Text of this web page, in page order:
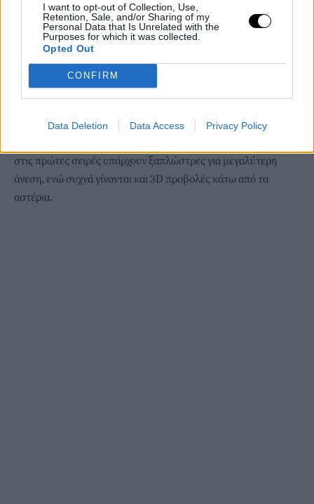
I want to opt-out of Collection, Use,
Retention, Sale, and/or Sharing of my
Personal Data that Is Unrelated with the
Purposes for which it was collected.
Opted Out
CONFIRM
Data Deletion Data Access Privacy Policy
Cine Mαρίνα Φλοίσβος:Κατεβαίνοντας νότια, μπορείτε να
παρακολουθήσετε τις αγαπημένες σας ταινίες, αναπνέοντας
θαλασσινό αέρα στην Μαρίνα του Φλοίσβου, τρώγοντας κι ένα
ζεστό καλαμπόκι. Παράλληλα, στον υπαίθριο χώρο, λειτουργεί
το φαγητό τους σε ένα καταπράσινο περιβάλλον αλλά και
στις πρώτες σειρές υπάρχουν ξαπλώστρες για μεγαλύτερη
άνεση, ενώ συχνά γίνονται και 3D προβολές κάτω από τα
αστέρια.